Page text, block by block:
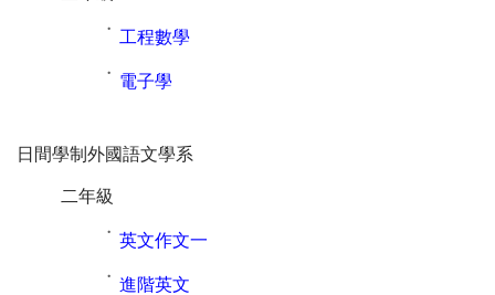
˙ 工程數學
˙ 電子學
日間學制外國語文學系
二年級
˙ 英文作文一
˙ 進階英文